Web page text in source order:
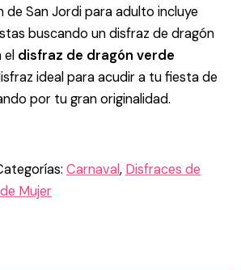
de San Jordi para adulto incluye
buscando un disfraz de dragón
disfraz de dragón verde
ideal para acudir a tu fiesta de
por tu gran originalidad.
Carnaval, Disfraces de
Mujer